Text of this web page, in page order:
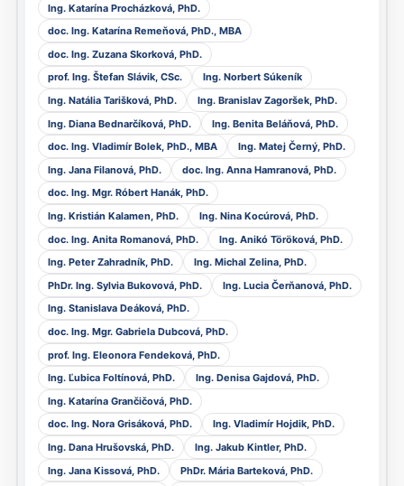
Ing. Katarína Procházková, PhD.
doc. Ing. Katarína Remeňová, PhD., MBA
doc. Ing. Zuzana Skorková, PhD.
prof. Ing. Štefan Slávik, CSc.
Ing. Norbert Súkeník
Ing. Natália Tarišková, PhD.
Ing. Branislav Zagoršek, PhD.
Ing. Diana Bednarčíková, PhD.
Ing. Benita Beláňová, PhD.
doc. Ing. Vladimír Bolek, PhD., MBA
Ing. Matej Černý, PhD.
Ing. Jana Filanová, PhD.
doc. Ing. Anna Hamranová, PhD.
doc. Ing. Mgr. Róbert Hanák, PhD.
Ing. Kristián Kalamen, PhD.
Ing. Nina Kocúrová, PhD.
doc. Ing. Anita Romanová, PhD.
Ing. Anikó Töröková, PhD.
Ing. Peter Zahradník, PhD.
Ing. Michal Zelina, PhD.
PhDr. Ing. Sylvia Bukovová, PhD.
Ing. Lucia Čerňanová, PhD.
Ing. Stanislava Deáková, PhD.
doc. Ing. Mgr. Gabriela Dubcová, PhD.
prof. Ing. Eleonora Fendeková, PhD.
Ing. Ľubica Foltínová, PhD.
Ing. Denisa Gajdová, PhD.
Ing. Katarína Grančičová, PhD.
doc. Ing. Nora Grisáková, PhD.
Ing. Vladimír Hojdik, PhD.
Ing. Dana Hrušovská, PhD.
Ing. Jakub Kintler, PhD.
Ing. Jana Kissová, PhD.
PhDr. Mária Barteková, PhD.